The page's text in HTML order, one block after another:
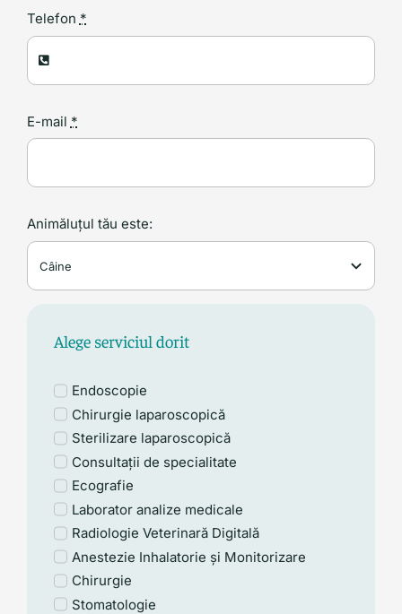
Telefon *
E-mail *
Animăluțul tău este:
Alege serviciul dorit
Endoscopie
Chirurgie laparoscopică
Sterilizare laparoscopică
Consultații de specialitate
Ecografie
Laborator analize medicale
Radiologie Veterinară Digitală
Anestezie Inhalatorie și Monitorizare
Chirurgie
Stomatologie